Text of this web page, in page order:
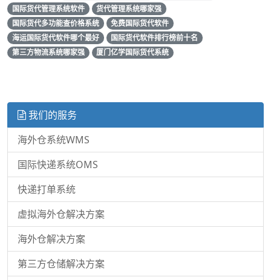
国际货代管理系统软件
货代管理系统哪家强
国际货代多功能查价格系统
免费国际货代软件
海运国际货代软件哪个最好
国际货代软件排行榜前十名
第三方物流系统哪家强
厦门亿学国际货代系统
我们的服务
海外仓系统WMS
国际快递系统OMS
快递打单系统
虚拟海外仓解决方案
海外仓解决方案
第三方仓储解决方案